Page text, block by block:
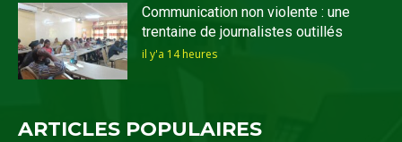
Communication non violente : une
trentaine de journalistes outillés
il y'a 14 heures
ARTICLES POPULAIRES